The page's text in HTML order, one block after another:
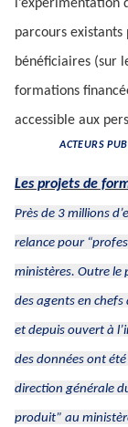
l’expérimentation
parcours existants
bénéficiaires (sur
formations
accessible aux
ACTEURS
Les projets de
Près de 3 millions
relance pour
ministères. Outre le
des agents en
et depuis ouvert à
des données ont
direction générale
produit” au